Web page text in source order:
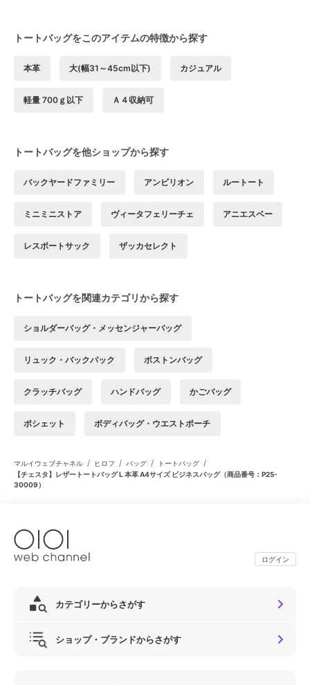
トートバッグをこのアイテムの特徴から探す
本革 大(幅31～45cm以下) カジュアル
軽量 700ｇ以下 Ａ４収納可
トートバッグを他ショップから探す
バックヤードファミリー アンビリオン ルートート
ミニミニストア ヴィータフェリーチェ アニエスベー
レスポートサック ザッカセレクト
トートバッグを関連カテゴリから探す
ショルダーバッグ・メッセンジャーバッグ
リュック・バックパック ボストンバッグ
クラッチバッグ ハンドバッグ かごバッグ
ポシェット ボディバッグ・ウエストポーチ
マルイウェブチャネル / ヒロフ / バッグ / トートバッグ /
【チェスタ】レザートートバッグ L 本革 A4サイズ ビジネスバッグ（商品番号：P25-
30009）
ログイン
カテゴリーからさがす
ショップ・ブランドからさがす